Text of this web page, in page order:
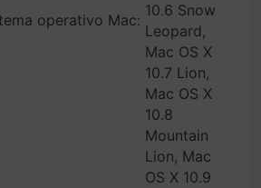
operativo Mac:
10.6 Snow
Leopard,
Mac OS X
10.7 Lion,
Mac OS X
10.8
Mountain
Lion, Mac
OS X 10.9